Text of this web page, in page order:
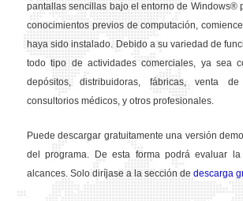
pantallas sencillas bajo el entorno de Windows®
conocimientos previos de computación,
haya sido instalado. Debido a su variedad de
todo tipo de actividades comerciales, ya sea
depósitos, distribuidoras, fábricas, venta
consultorios médicos, y otros profesionales.
Puede descargar gratuitamente una versión
del programa. De esta forma podrá evaluar
alcances. Solo diríjase a la sección de descarga